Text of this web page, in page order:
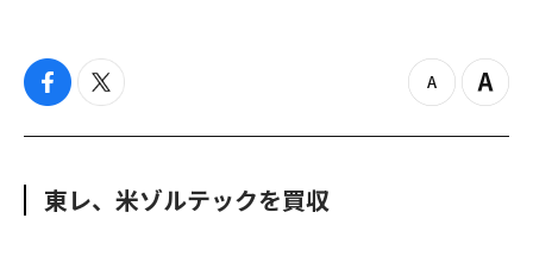
f
c
o
t
i
z
o
Z
o
東レ、米ゾルテックを買収